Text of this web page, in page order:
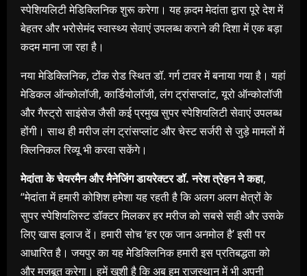
स्पेशियलिटी मेडिक्लिनिक शुरू करेगा। यह क़दम मेदांता द्वारा पूरे देश में
बेहतर और भरोसेमंद स्वास्थ्य सेवाएं उपलब्ध कराने की दिशा में एक बड़ा
कदम माना जा रहा है।
नया मेडिक्लिनिक, टोंक रोड स्थित डॉ. गर्ग टावर में बनाया गया है। यहां
मेडिकल ऑन्कोलॉजी, कार्डियोलॉजी, लंग ट्रांसप्लांट, यूरो ऑन्कोलॉजी
और गैस्ट्रो साइंसेज जैसी कई प्रमुख सुपर स्पेशियलिटी सेवाएं उपलब्ध
होंगी। साथ ही मरीज लंग ट्रांसप्लांट और चेस्ट सर्जरी से जुड़े मामलों में
क्लिनिकल रिव्यू भी करवा सकेंगे।
मेदांता के चेयरमैन और मैनेजिंग डायरेक्टर डॉ. नरेश त्रेहन ने कहा,
“मेदांता में हमारी कोशिश हमेशा यह रहती है कि अलग अलग क्षेत्रों के
सुपर स्पेशियलिस्ट डॉक्टर मिलकर हर मरीज को सबसे सही और उसके
लिए खास इलाज दें। हमारी सोच ‘हर एक जान अनमोल है’ इसी पर
आधारित है। जयपुर का यह मेडिक्लिनिक हमारी इस प्रतिबद्धता को
और मजबूत करेगा। हमें खुशी है कि अब हम राजस्थान में भी अपनी